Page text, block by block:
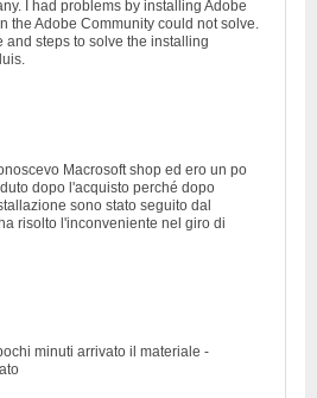
I had problems by installing Adobe
the Adobe Community could not solve.
and steps to solve the installing
Macrosoft shop ed ero un po
dopo l'acquisto perché dopo
sono stato seguito dal
risolto l'inconveniente nel giro di
minuti arrivato il materiale -